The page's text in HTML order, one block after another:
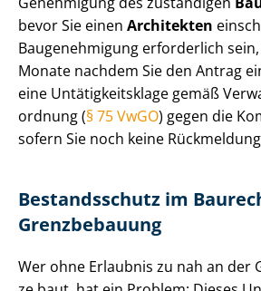
bevor Sie einen Architekten
Baugenehmigung erforderlich
Monate nachdem Sie den Antrag
eine Un­tä­tig­keits­kla­ge gemäß
ord­nung (§ 75 VwGO) gegen die
sofern Sie noch keine
Bestandsschutz im
Grenzbebauung
Wer ohne Erlaubnis zu nah an